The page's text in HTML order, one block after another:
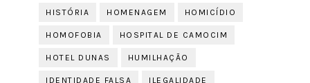
HISTÓRIA HOMENAGEM HOMICÍDIO
HOMOFOBIA HOSPITAL DE CAMOCIM
HOTEL DUNAS HUMILHAÇÃO
IDENTIDADE FALSA ILEGALIDADE